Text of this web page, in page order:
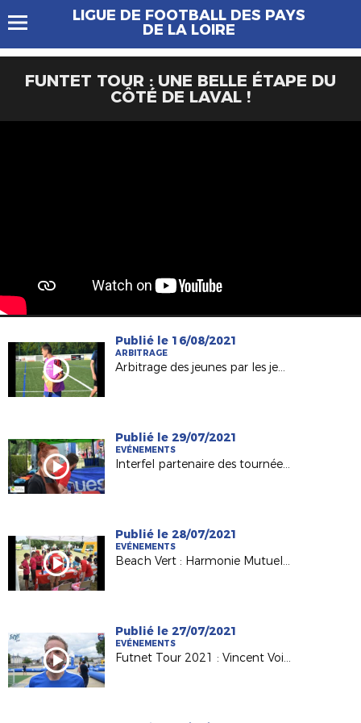
LIGUE DE FOOTBALL DES PAYS
DE LA LOIRE
FUNTET TOUR : UNE BELLE ÉTAPE DU
CÔTÉ DE LAVAL !
Publié le 16/08/2021
ARBITRAGE
Arbitrage des jeunes par les jeunes
Publié le 29/07/2021
EVÉNEMENTS
Interfel partenaire des tournées de la Ligue cet été !
Publié le 28/07/2021
EVÉNEMENTS
Beach Vert : Harmonie Mutuelle aux côtés de la Ligue
Publié le 27/07/2021
EVÉNEMENTS
Futnet Tour 2021 : Vincent Voisinot (Pdt Fédération Futnet) ravi de cette 1ère édition